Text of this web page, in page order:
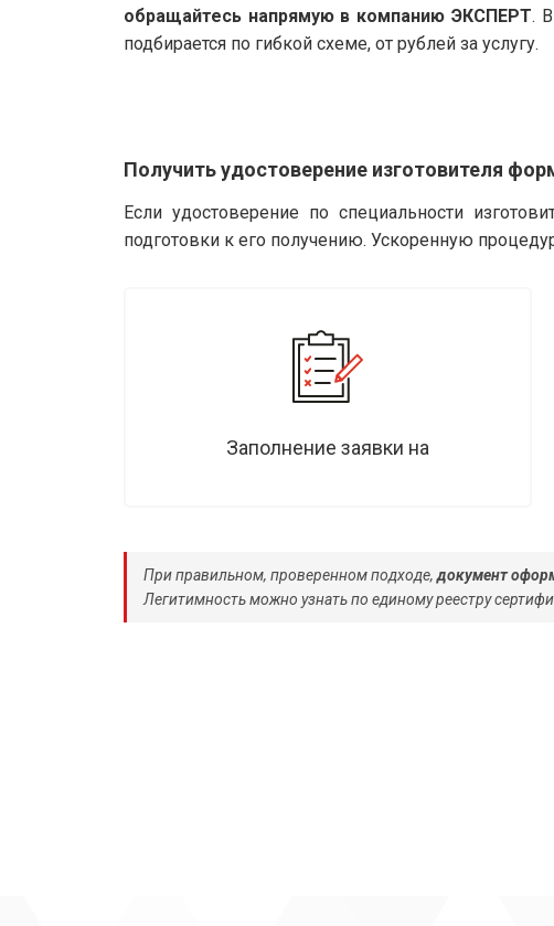
обращайтесь напрямую в компанию ЭКСПЕРТ.
подбирается по гибкой схеме, от рублей за услугу.
Получить удостоверение изготовителя
Если удостоверение по специальности
подготовки к его получению. Ускоренную
Заполнение заявки на
При правильном, проверенном подходе,документ
Легитимность можно узнать по единому реестру